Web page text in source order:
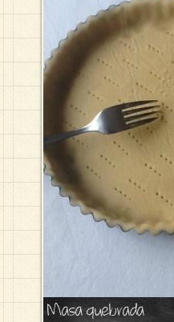
Masa quebrada